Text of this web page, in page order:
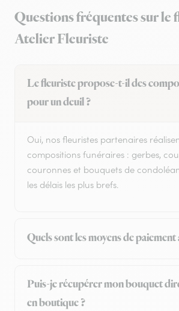
Questions fréquentes sur le
Atelier Fleuriste
Le fleuriste propose-t-il des
pour un deuil ?
Oui, nos fleuristes partenaires
compositions funéraires : gerbes,
couronnes et bouquets de
les délais les plus brefs.
Quels sont les moyens de paiement
Puis-je récupérer mon bouquet
en boutique ?